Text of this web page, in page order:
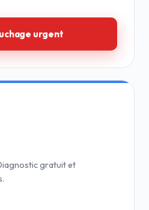
urgent
gratuit et